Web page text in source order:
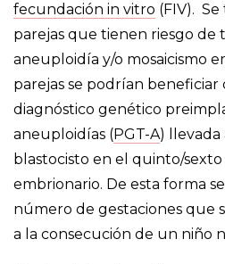
fecundación in vitro (FIV).
parejas que tienen riesgo
aneuploidía y/o mosaicismo
parejas se podrían beneficiar
diagnóstico genético
aneuploidías (PGT-A) llevada
blastocisto en el quinto/
embrionario. De esta forma
número de gestaciones que
a la consecución de un niño